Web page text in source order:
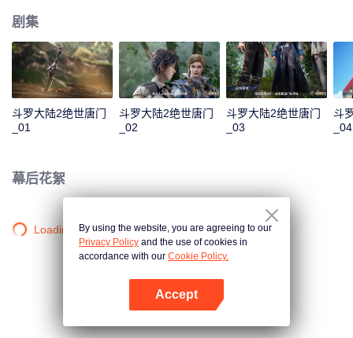
门能否重现辉煌？
剧集
斗罗大陆2绝世唐门
_01
斗罗大陆2绝世唐门
_02
斗罗大陆2绝世唐门
_03
斗
_04
幕后花絮
Loading…By using the website, you are agreeing to our
Privacy Policy and the use of cookies in
accordance with our Cookie Policy.
Accept